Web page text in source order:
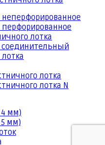
перфорированное
лотка
лотка
лотка N
4 мм)
мм)